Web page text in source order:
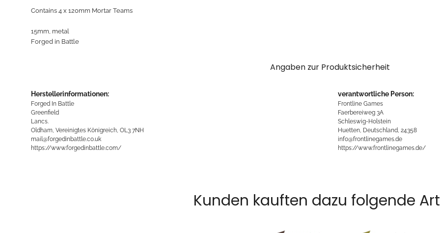
Contains 4 x 120mm Mortar Teams
15mm, metal
Forged in Battle
Angaben zur Produktsicherheit
Herstellerinformationen:
Forged In Battle
Greenfield
Lancs.
Oldham, Vereinigtes Königreich, OL3 7NH
mail@forgedinbattle.co.uk
https://www.forgedinbattle.com/
verantwortliche Person:
Frontline Games
Faerbereiweg 3A
Schleswig-Holstein
Huetten, Deutschland, 24358
info@frontlinegames.de
https://www.frontlinegames.de/
Kunden kauften dazu folgende